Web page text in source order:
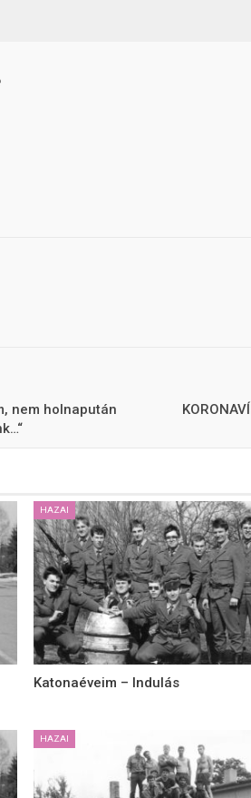
nem holnapután
HAZAI
Katonaéveim – Indulás
HAZAI